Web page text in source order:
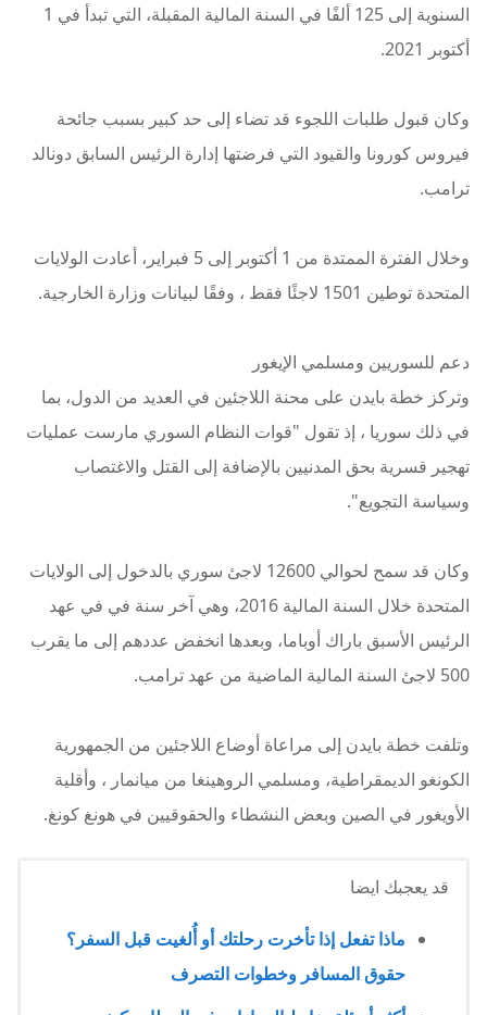
السنوية إلى 125 ألفًا في السنة المالية المقبلة، التي تبدأ في 1
أكتوبر 2021.
وكان قبول طلبات اللجوء قد تضاء إلى حد كبير بسبب جائحة
فيروس كورونا والقيود التي فرضتها إدارة الرئيس السابق دونالد
ترامب.
وخلال الفترة الممتدة من 1 أكتوبر إلى 5 فبراير، أعادت الولايات
المتحدة توطين 1501 لاجئًا فقط ، وفقًا لبيانات وزارة الخارجية.
دعم للسوريين ومسلمي الإيغور
وتركز خطة بايدن على محنة اللاجئين في العديد من الدول، بما
في ذلك سوريا ، إذ تقول "قوات النظام السوري مارست عمليات
تهجير قسرية بحق المدنيين بالإضافة إلى القتل والاغتصاب
وسياسة التجويع".
وكان قد سمح لحوالي 12600 لاجئ سوري بالدخول إلى الولايات
المتحدة خلال السنة المالية 2016، وهي آخر سنة في في عهد
الرئيس الأسبق باراك أوباما، وبعدها انخفض عددهم إلى ما يقرب
500 لاجئ السنة المالية الماضية من عهد ترامب.
وتلفت خطة بايدن إلى مراعاة أوضاع اللاجئين من الجمهورية
الكونغو الديمقراطية، ومسلمي الروهينغا من ميانمار ، وأقلية
الأويغور في الصين وبعض النشطاء والحقوقيين في هونغ كونغ.
قد يعجبك ايضا
ماذا تفعل إذا تأخرت رحلتك أو أُلغيت قبل السفر؟
حقوق المسافر وخطوات التصرف